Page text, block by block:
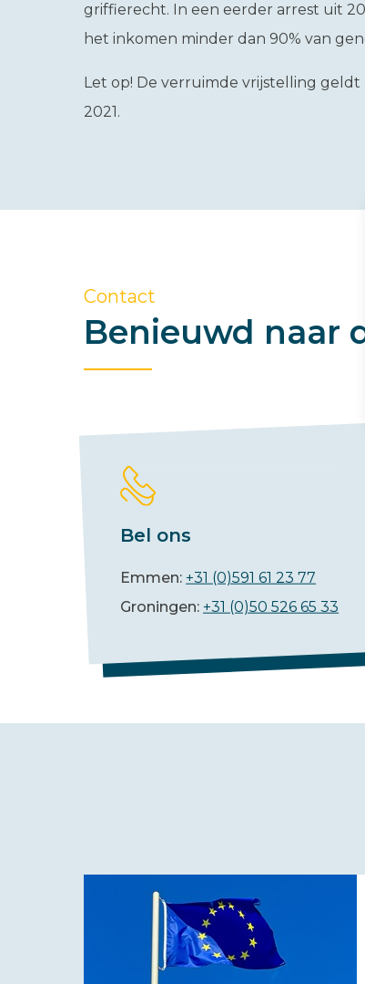
griffierecht. In een eerder arrest uit
het inkomen minder dan 90% van
Let op! De verruimde vrijstelling
2021.
Contact
Benieuwd naar
Bel ons
Emmen:+31 (0)591 61 23 77
Groningen:+31 (0)50 526 65 33